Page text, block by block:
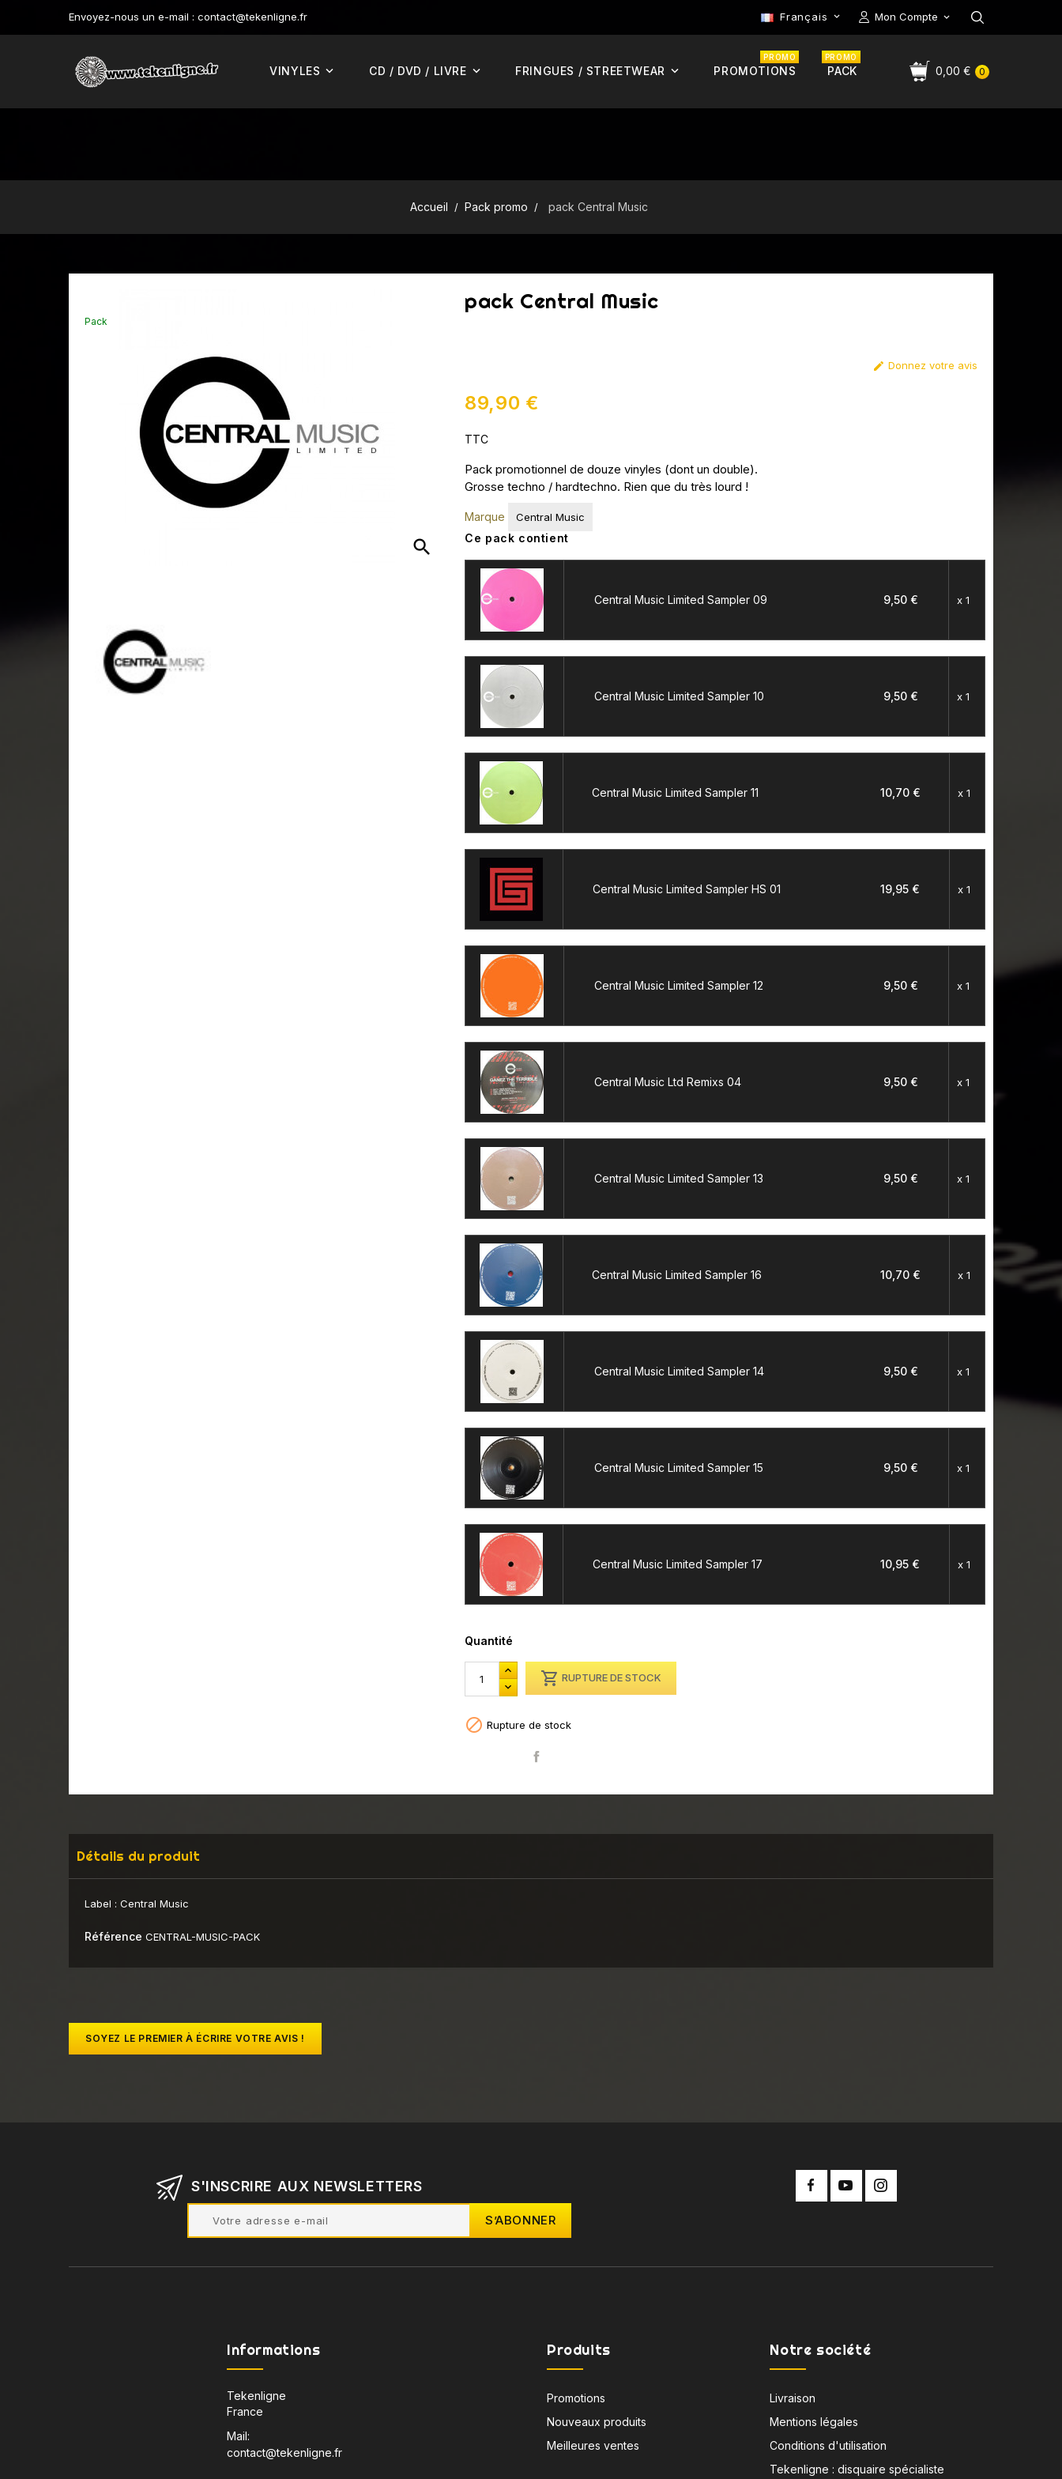
Envoyez-nous un e-mail : contact@tekenligne.fr Mon Compte
Français 
0
0,00 €
VINYLES CD / DVD / LIVRE FRINGUES / STREETWEAR PROMOTIONS
PROMO
PACK
PROMO
Accueil Pack promo pack Central Music
Pack
search
pack Central Music
 Donnez votre avis
89,90 €
TTC
Pack promotionnel de douze vinyles (dont un double).
Grosse techno / hardtechno. Rien que du très lourd !
Marque Central Music
Ce pack contient
Central Music Limited Sampler 09 9,50 € x 1
Central Music Limited Sampler 10 9,50 € x 1
Central Music Limited Sampler 11 10,70 € x 1
Central Music Limited Sampler HS 01 19,95 € x 1
Central Music Limited Sampler 12 9,50 € x 1
Central Music Ltd Remixs 04 9,50 € x 1
Central Music Limited Sampler 13 9,50 € x 1
Central Music Limited Sampler 16 10,70 € x 1
Central Music Limited Sampler 14 9,50 € x 1
Central Music Limited Sampler 15 9,50 € x 1
Central Music Limited Sampler 17 10,95 € x 1
Quantité
 RUPTURE DE STOCK
 Rupture de stock
Détails du produit
Label : Central Music
Référence CENTRAL-MUSIC-PACK
SOYEZ LE PREMIER À ÉCRIRE VOTRE AVIS !
S'INSCRIRE AUX NEWSLETTERS
Informations
Tekenligne
France
Mail:
contact@tekenligne.fr
Produits
Promotions
Nouveaux produits
Meilleures ventes
Notre société
Livraison
Mentions légales
Conditions d'utilisation
Tekenligne : disquaire spécialiste